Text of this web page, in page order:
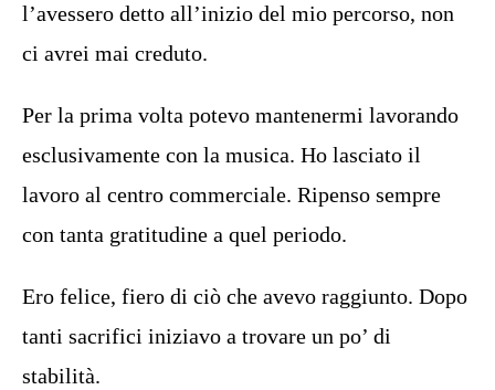
l’avessero detto all’inizio del mio percorso, non
ci avrei mai creduto.
Per la prima volta potevo mantenermi lavorando
esclusivamente con la musica. Ho lasciato il
lavoro al centro commerciale. Ripenso sempre
con tanta gratitudine a quel periodo.
Ero felice, fiero di ciò che avevo raggiunto. Dopo
tanti sacrifici iniziavo a trovare un po’ di
stabilità.